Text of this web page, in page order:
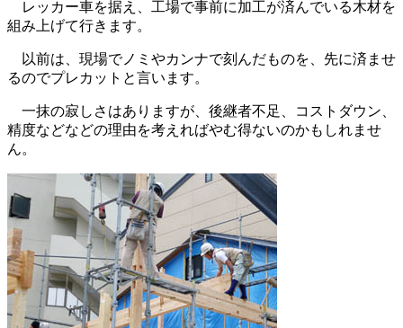
レッカー車を据え、工場で事前に加工が済んでいる木材を
組み上げて行きます。
以前は、現場でノミやカンナで刻んだものを、先に済ませ
るのでプレカットと言います。
一抹の寂しさはありますが、後継者不足、コストダウン、
精度などなどの理由を考えればやむ得ないのかもしれませ
ん。